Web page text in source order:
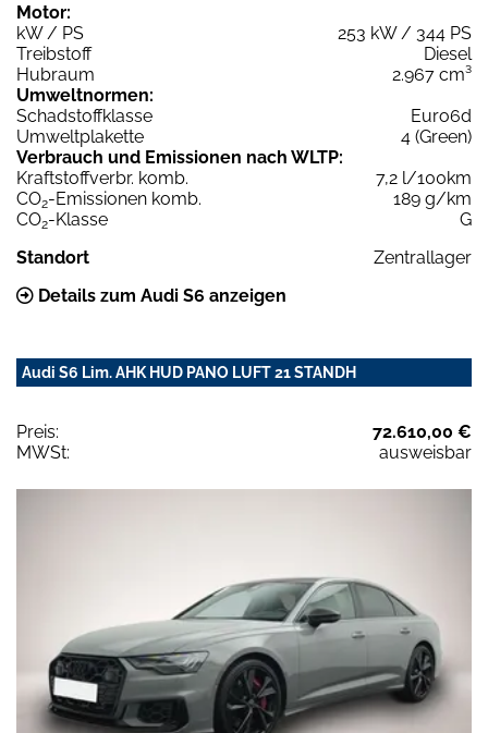
Motor:
kW / PS
253 kW / 344 PS
Treibstoff
Diesel
Hubraum
2.967 cm³
Umweltnormen:
Schadstoffklasse
Euro6d
Umweltplakette
4 (Green)
Verbrauch und Emissionen nach WLTP:
Kraftstoffverbr. komb.
7,2 l/100km
CO2-Emissionen komb.
189 g/km
CO2-Klasse
G
Standort
Zentrallager
Details zum Audi S6 anzeigen
Audi S6 Lim. AHK HUD PANO LUFT 21 STANDH
Preis:
72.610,00 €
MWSt:
ausweisbar